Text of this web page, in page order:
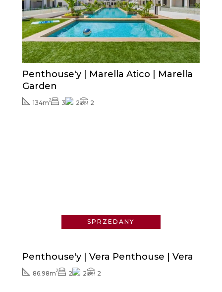
Zapytaj o cenę
SPRZEDANY
Penthouse'y | Marella Atico | Marella
Garden
134m2 3 2 2
SPRZEDANY
Penthouse'y | Vera Penthouse | Vera
86.98m2 2 2 2